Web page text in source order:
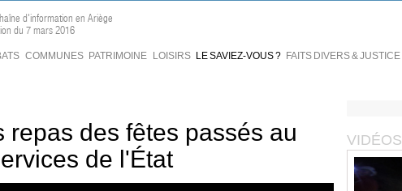
d'information en Ariège
du 7 mars 2016
COMMUNES PATRIMOINE LOISIRS LE SAVIEZ-VOUS ? FAITS DIVERS & JUSTICE
repas des fêtes passés au
de l'État
VIDÉOS